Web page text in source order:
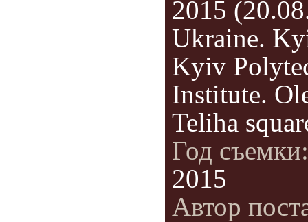
2015
Ukraine.
Kyiv
Institute.
Teliha
Год
2015
Автор